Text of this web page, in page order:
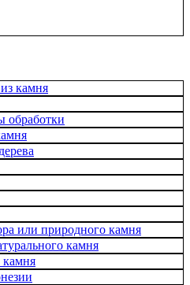
камня
обработки
или природного камня
камня
камня